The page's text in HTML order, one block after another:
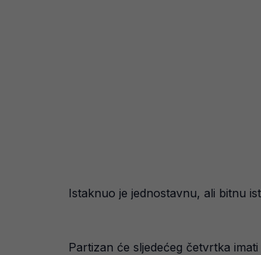
Istaknuo je jednostavnu, ali bitnu
Partizan će sljedećeg četvrtka